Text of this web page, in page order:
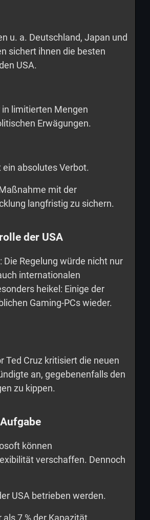
u. a. Deutschland, Japan und
sichert ihnen die besten
USA.
in limitierten Mengen
Erwägungen.
ein absolutes Verbot.
mit der
langfristig zu sichern.
der USA
Regelung würde nicht nur
internationalen
heikel: Einige der
Gaming-PCs wieder.
Ted Cruz kritisiert die neuen
an, gegebenenfalls den
zu kippen.
können
verschaffen. Dennoch
USA betrieben werden.
7 % der Kapazität